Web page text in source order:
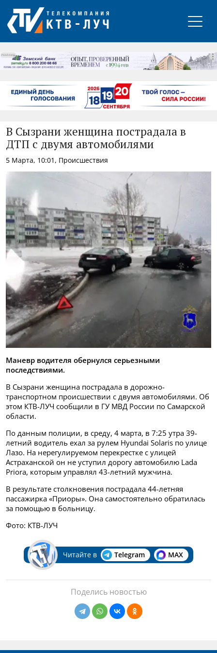
РЕКЛАМА
В Сызрани женщина пострадала в
ДТП с двумя автомобилями
5 Марта, 10:01, Происшествия
Маневр водителя обернулся серьезными
последствиями.
В Сызрани женщина пострадала в дорожно-
транспортном происшествии с двумя автомобилями. Об
этом КТВ-ЛУЧ сообщили в ГУ МВД России по Самарской
области.
По данным полиции, в среду, 4 марта, в 7:25 утра 39-
летний водитель ехал за рулем Hyundai Solaris по улице
Лазо. На нерегулируемом перекрестке с улицей
Астраханской он не уступил дорогу автомобилю Lada
Priora, которым управлял 43-летний мужчина.
В результате столкновения пострадала 44-летняя
пассажирка «Приоры». Она самостоятельно обратилась
за помощью в больницу.
Фото: КТВ-ЛУЧ
Читайте в Telegram MAX
Поделись новостью